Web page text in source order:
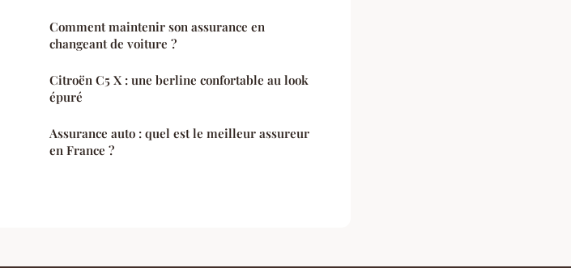
Comment maintenir son assurance en
changeant de voiture ?
Citroën C5 X : une berline confortable au look
épuré
Assurance auto : quel est le meilleur assureur
en France ?